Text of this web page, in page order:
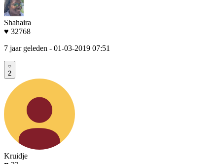
Shahaira
♥ 32768
7 jaar geleden - 01-03-2019 07:51
2
Kruidje